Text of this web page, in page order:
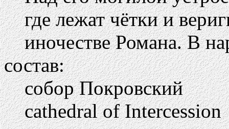
где лежат чётки и
иночестве Романа. В
состав:
собор Покровский
cathedral of Intercession